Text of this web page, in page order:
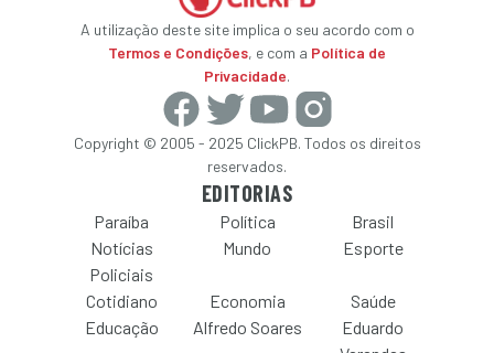
A utilização deste site implica o seu acordo com o
Termos e Condições, e com a Política de
Privacidade.
Copyright © 2005 - 2025 ClickPB. Todos os direitos
reservados.
EDITORIAS
Paraíba Política
Brasil
Notícias
Policiais
Mundo Esporte
Cotidiano Economia
Saúde
Educação
Alfredo Soares
Eduardo